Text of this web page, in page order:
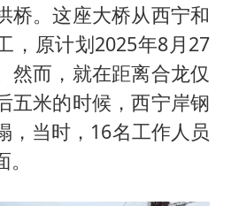
桥。这座大桥从西宁和
，原计划2025年8月27
然而，就在距离合龙仅
五米的时候，西宁岸钢
，当时，16名工作人员